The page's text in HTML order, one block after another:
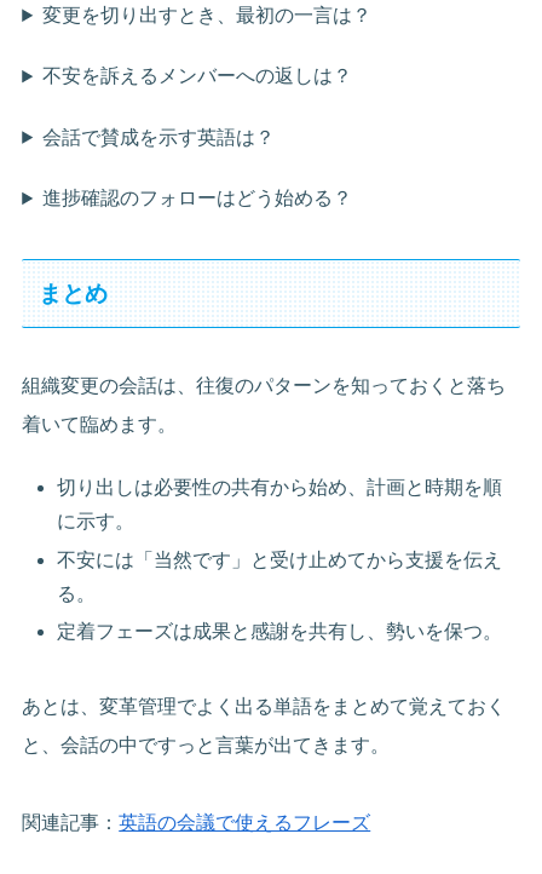
変更を切り出すとき、最初の一言は？
不安を訴えるメンバーへの返しは？
会話で賛成を示す英語は？
進捗確認のフォローはどう始める？
まとめ
組織変更の会話は、往復のパターンを知っておくと落ち
着いて臨めます。
切り出しは必要性の共有から始め、計画と時期を順
に示す。
不安には「当然です」と受け止めてから支援を伝え
る。
定着フェーズは成果と感謝を共有し、勢いを保つ。
あとは、変革管理でよく出る単語をまとめて覚えておく
と、会話の中ですっと言葉が出てきます。
関連記事：英語の会議で使えるフレーズ